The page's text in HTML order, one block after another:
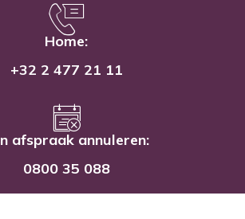
Home:
+32 2 477 21 11
afspraak annuleren:
0800 35 088